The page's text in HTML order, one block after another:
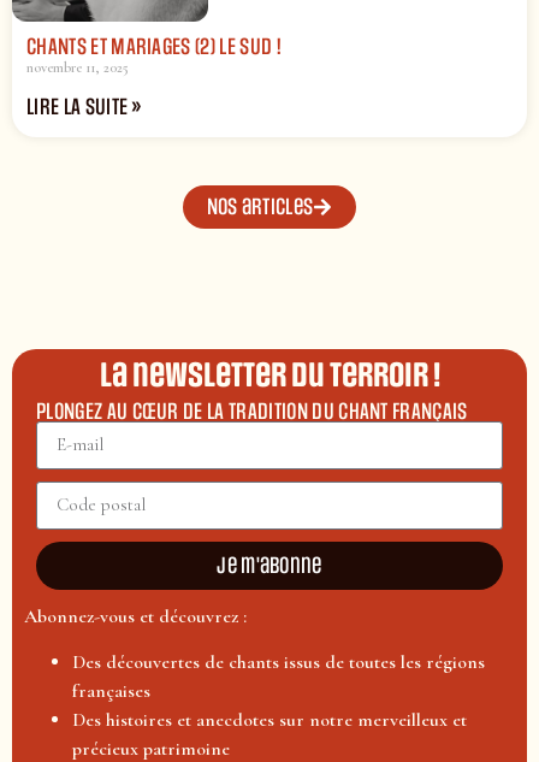
CHANTS ET MARIAGES (2) LE SUD !
novembre 11, 2025
LIRE LA SUITE »
Nos articles
La newsletter du terroir !
PLONGEZ AU CŒUR DE LA TRADITION DU CHANT FRANÇAIS
Je m'abonne
Abonnez-vous et découvrez :
Des découvertes de chants issus de toutes les régions
françaises
Des histoires et anecdotes sur notre merveilleux et
précieux patrimoine